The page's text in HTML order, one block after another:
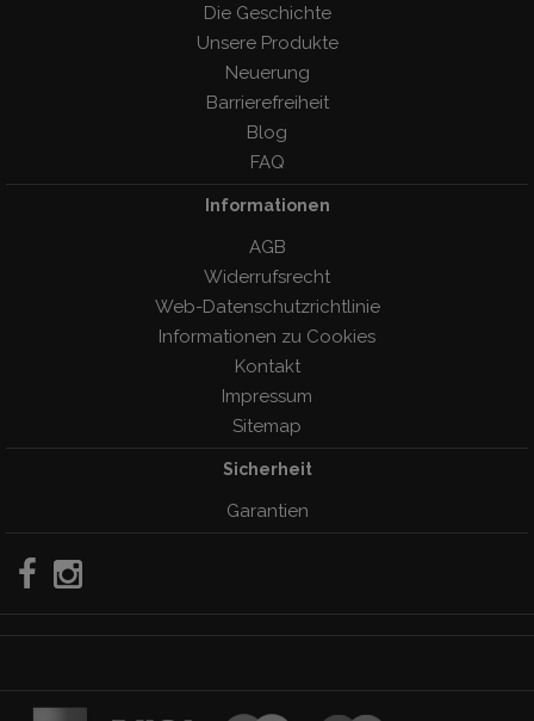
Die Geschichte
Unsere Produkte
Neuerung
Barrierefreiheit
Blog
FAQ
Informationen
AGB
Widerrufsrecht
Web-Datenschutzrichtlinie
Informationen zu Cookies
Kontakt
Impressum
Sitemap
Sicherheit
Garantien